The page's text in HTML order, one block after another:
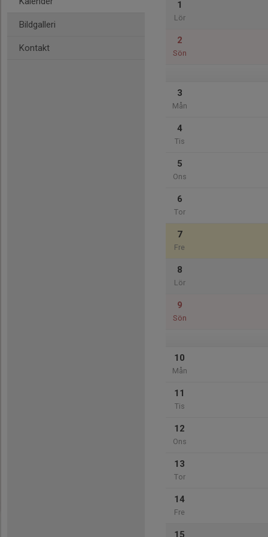
Bildgalleri
Kontakt
1
Lör
2
Sön
3
Mån
4
Tis
5
Ons
6
Tor
7
Fre
8
Lör
9
Sön
10
Mån
11
Tis
12
Ons
13
Tor
14
Fre
15